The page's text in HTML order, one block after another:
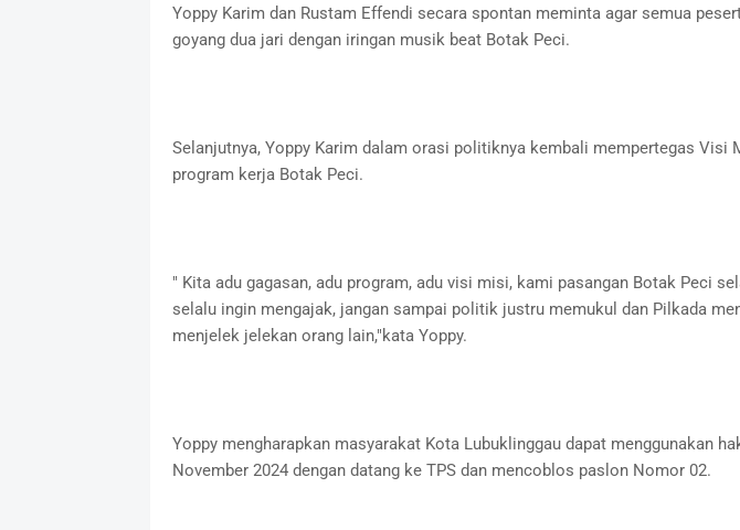
Yoppy Karim dan Rustam Effendi secara spontan meminta agar semua
goyang dua jari dengan iringan musik beat Botak Peci.
Selanjutnya, Yoppy Karim dalam orasi politiknya kembali mempertegas Visi
program kerja Botak Peci.
" Kita adu gagasan, adu program, adu visi misi, kami pasangan Botak Peci
selalu ingin mengajak, jangan sampai politik justru memukul dan Pilkada
menjelek jelekan orang lain,"kata Yoppy.
Yoppy mengharapkan masyarakat Kota Lubuklinggau dapat menggunakan
November 2024 dengan datang ke TPS dan mencoblos paslon Nomor 02.